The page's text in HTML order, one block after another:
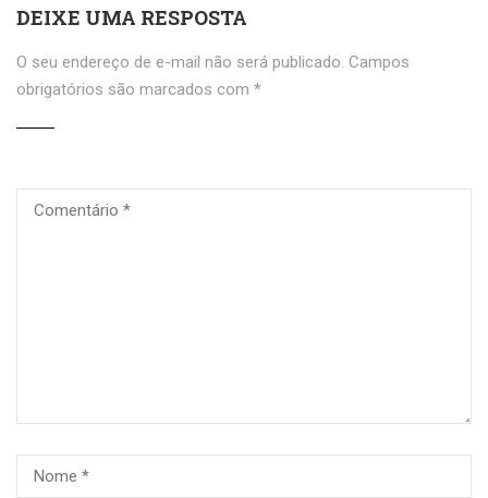
DEIXE UMA RESPOSTA
O seu endereço de e-mail não será publicado. Campos
obrigatórios são marcados com *